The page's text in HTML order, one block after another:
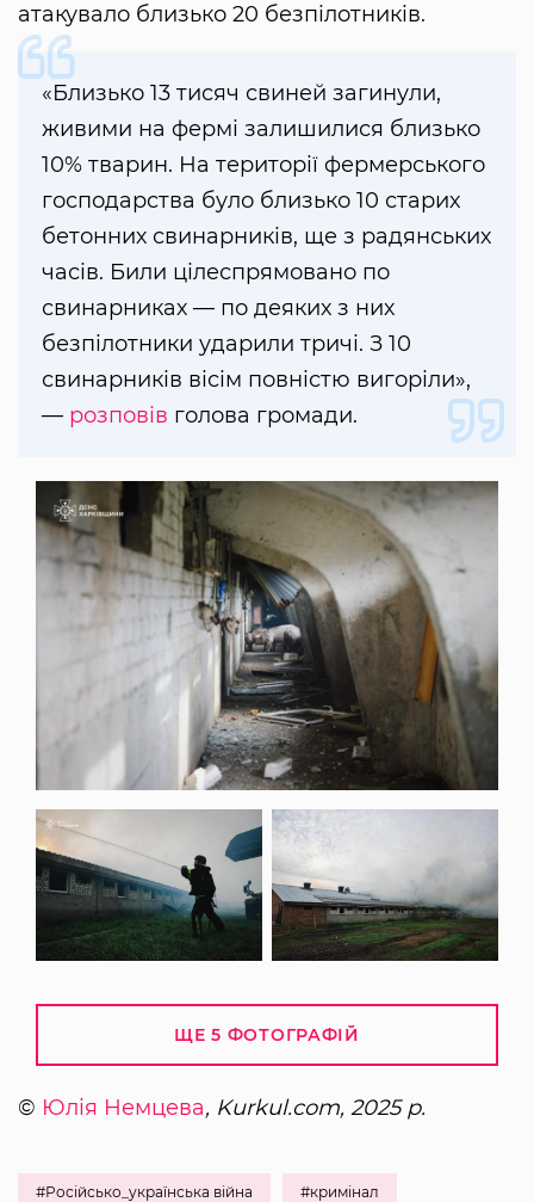
атакувало близько 20 безпілотників.
«Близько 13 тисяч свиней загинули,
живими на фермі залишилися близько
10% тварин. На території фермерського
господарства було близько 10 старих
бетонних свинарників, ще з радянських
часів. Били цілеспрямовано по
свинарниках — по деяких з них
безпілотники ударили тричі. З 10
свинарників вісім повністю вигоріли»,
— розповів голова громади.
ЩЕ 5 ФОТОГРАФІЙ
© Юлія Немцева, Kurkul.com, 2025 р.
#Російсько_українська війна #кримінал